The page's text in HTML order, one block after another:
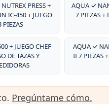
PRESS +
IC-450 + JUEGO
PIEZAS
AQUA ✓
7 PIEZAS +
+ JUEGO CHEF
DE TAZAS Y
AQUA ✓
II 7 PIEZAS
Pregúntame cómo.